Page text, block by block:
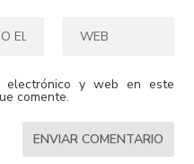
electrónico y web en este
comente.